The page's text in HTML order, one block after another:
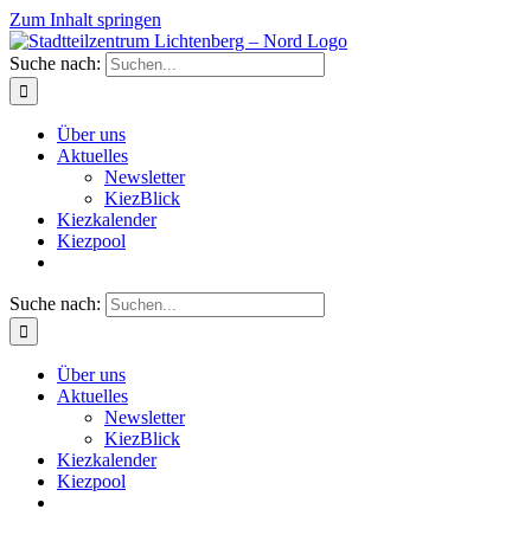
Zum Inhalt springen
Suche nach:
Über uns
Aktuelles
Newsletter
KiezBlick
Kiezkalender
Kiezpool
Suche nach:
Über uns
Aktuelles
Newsletter
KiezBlick
Kiezkalender
Kiezpool